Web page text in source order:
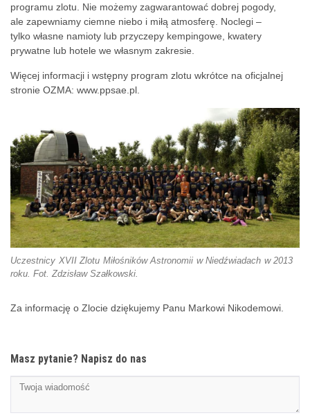
programu zlotu. Nie możemy zagwarantować dobrej pogody,
ale zapewniamy ciemne niebo i miłą atmosferę. Noclegi –
tylko własne namioty lub przyczepy kempingowe, kwatery
prywatne lub hotele we własnym zakresie.
Więcej informacji i wstępny program zlotu wkrótce na oficjalnej
stronie OZMA: www.ppsae.pl.
Uczestnicy XVII Zlotu Miłośników Astronomii w Niedźwiadach w 2013
roku. Fot. Zdzisław Szałkowski.
Za informację o Zlocie dziękujemy Panu Markowi Nikodemowi.
Masz pytanie? Napisz do nas